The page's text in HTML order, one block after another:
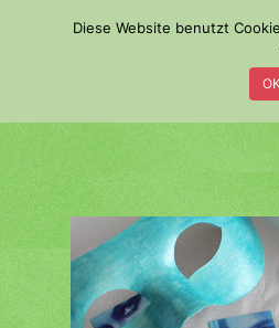
m
a
i
n
c
o
n
Diese Website benutzt